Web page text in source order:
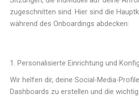
zugeschnitten sind. Hier sind die
während des Onboardings abdecken:
1. Personalisierte Einrichtung und
Wir helfen dir, deine Social-Media-
Dashboards zu erstellen und die